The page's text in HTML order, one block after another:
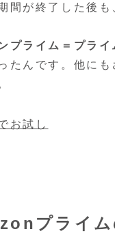
間が終了した後も
プライム＝プライ
たんです。他に
お試し
プライム